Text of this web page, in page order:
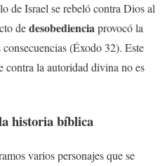
de Israel se rebeló contra Dios al
dedesobedienciaprovocó la
(Éxodo 32). Este
contra la autoridad divina no es
historia bíblica
varios personajes que se